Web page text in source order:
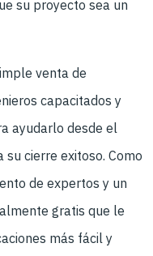
su proyecto sea un
venta de
capacitados y
ayudarlo desde el
cierre exitoso. Como
de expertos y un
gratis que le
más fácil y